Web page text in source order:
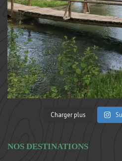
Charger plus
NOS DESTINATIONS